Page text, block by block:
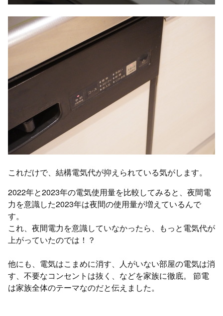
これだけで、結構電気代が抑えられている気がします。
2022年と2023年の電気使用量を比較してみると、夜間電
力を意識した2023年は夜間の使用量が増えているんで
す。
これ、夜間電力を意識していなかったら、もっと電気代が
上がっていたのでは！？
他にも、電気はこまめに消す、人がいない部屋の電気は消
す、不要なコンセントは抜く、などを家族に徹底。 節電
は家族全体のテーマなのだと伝えました。